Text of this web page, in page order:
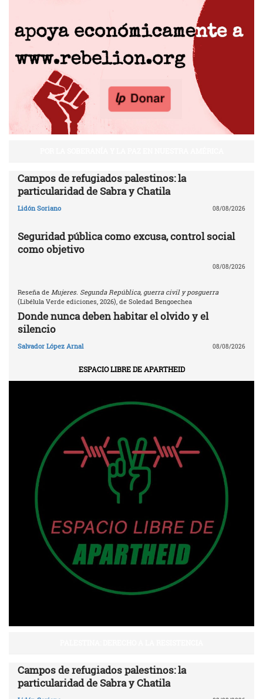
Campos de refugiados palestinos: la
particularidad de Sabra y Chatila
Lidón Soriano 08/08/2026
Seguridad pública como excusa, control social
como objetivo
08/08/2026
Reseña de Mujeres. Segunda República, guerra civil y posguerra
(Libélula Verde ediciones, 2026), de Soledad Bengoechea
Donde nunca deben habitar el olvido y el
silencio
Salvador López Arnal 08/08/2026
ESPACIO LIBRE DE APARTHEID
Campos de refugiados palestinos: la
particularidad de Sabra y Chatila